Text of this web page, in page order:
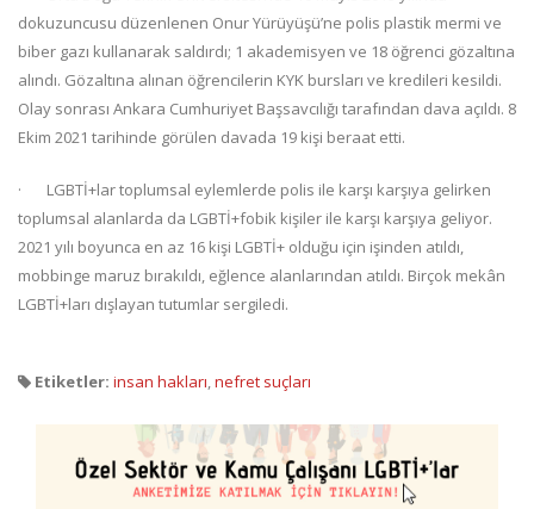
dokuzuncusu düzenlenen Onur Yürüyüşü’ne polis plastik mermi ve
biber gazı kullanarak saldırdı; 1 akademisyen ve 18 öğrenci gözaltına
alındı. Gözaltına alınan öğrencilerin KYK bursları ve kredileri kesildi.
Olay sonrası Ankara Cumhuriyet Başsavcılığı tarafından dava açıldı. 8
Ekim 2021 tarihinde görülen davada 19 kişi beraat etti.
· LGBTİ+lar toplumsal eylemlerde polis ile karşı karşıya gelirken
toplumsal alanlarda da LGBTİ+fobik kişiler ile karşı karşıya geliyor.
2021 yılı boyunca en az 16 kişi LGBTİ+ olduğu için işinden atıldı,
mobbinge maruz bırakıldı, eğlence alanlarından atıldı. Birçok mekân
LGBTİ+ları dışlayan tutumlar sergiledi.
Etiketler: insan hakları,nefret suçları